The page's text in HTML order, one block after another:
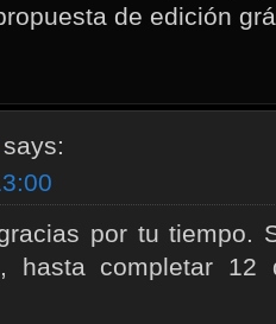
de edición
says:
por tu tiempo.
hasta completar